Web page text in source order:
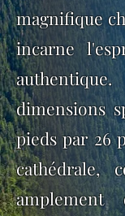
magnifique
incarne
dimensions
pieds par 26
cathédrale,
amplement